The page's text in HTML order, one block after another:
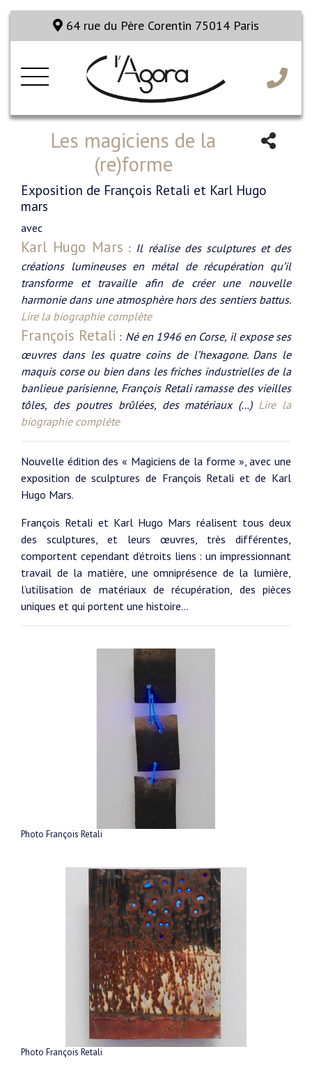
64 rue du Père Corentin 75014 Paris
Les magiciens de la
(re)forme
Exposition de François Retali et Karl Hugo
mars
avec
Karl Hugo Mars : Il réalise des sculptures et des
créations lumineuses en métal de récupération qu’il
transforme et travaille afin de créer une nouvelle
harmonie dans une atmosphère hors des sentiers battus.
Lire la biographie complète
François Retali : Né en 1946 en Corse, il expose ses
œuvres dans les quatre coins de l’hexagone. Dans le
maquis corse ou bien dans les friches industrielles de la
banlieue parisienne, François Retali ramasse des vieilles
tôles, des poutres brûlées, des matériaux (…) Lire la
biographie complète
Nouvelle édition des « Magiciens de la forme », avec une
exposition de sculptures de François Retali et de Karl
Hugo Mars.
François Retali et Karl Hugo Mars réalisent tous deux
des sculptures, et leurs œuvres, très différentes,
comportent cependant d’étroits liens : un impressionnant
travail de la matière, une omniprésence de la lumière,
l’utilisation de matériaux de récupération, des pièces
uniques et qui portent une histoire...
Photo François Retali
Photo François Retali